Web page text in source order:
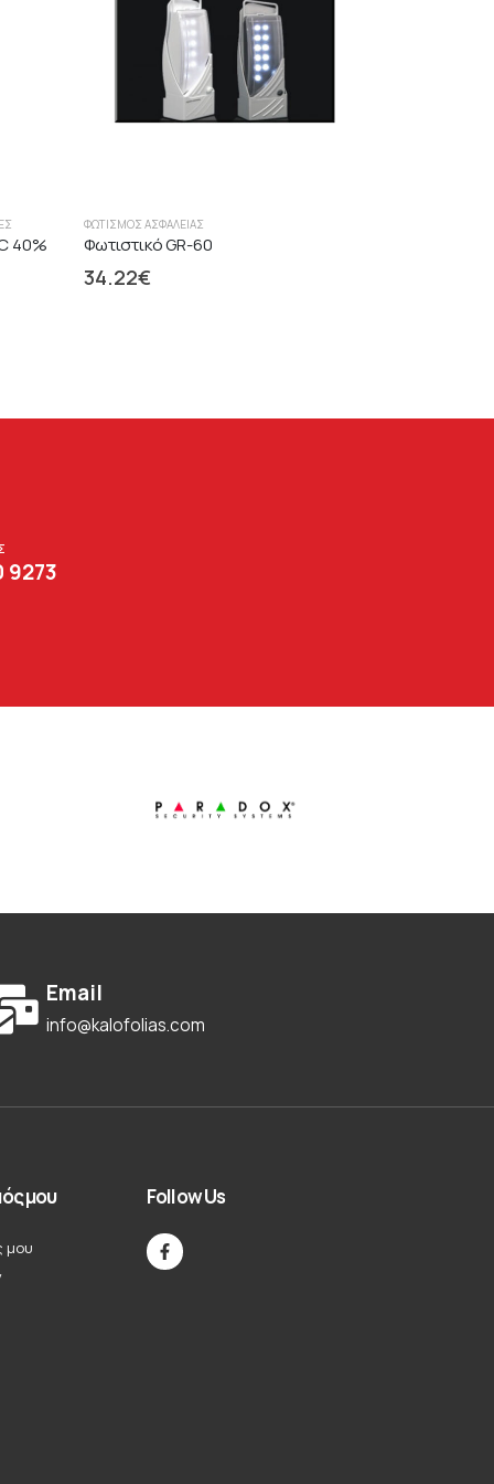
40%
ΦΩΤΙΣΜΌΣ ΑΣΦΑΛΕΊΑΣ
Φωτιστικό GR-60
34.22€
9273
Email
info@kalofolias.com
μου
μου
Follow Us